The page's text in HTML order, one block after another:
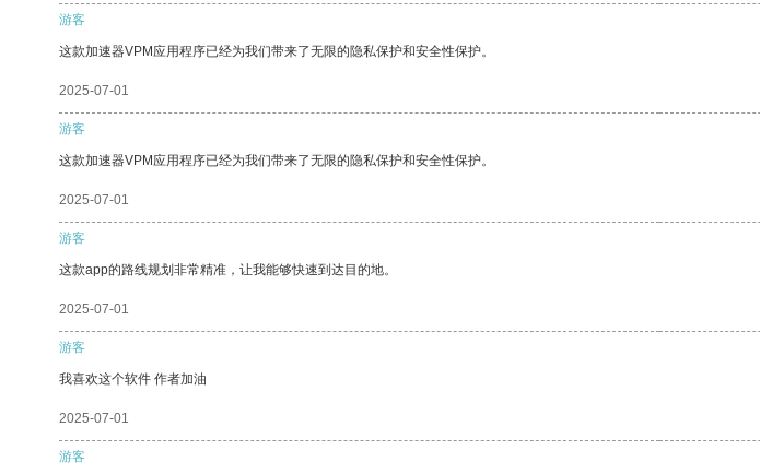
游客
这款加速器VPM应用程序已经为我们带来了无限的隐私保护和安全性保护。
2025-07-01
游客
这款加速器VPM应用程序已经为我们带来了无限的隐私保护和安全性保护。
2025-07-01
游客
这款app的路线规划非常精准，让我能够快速到达目的地。
2025-07-01
游客
我喜欢这个软件 作者加油
2025-07-01
游客